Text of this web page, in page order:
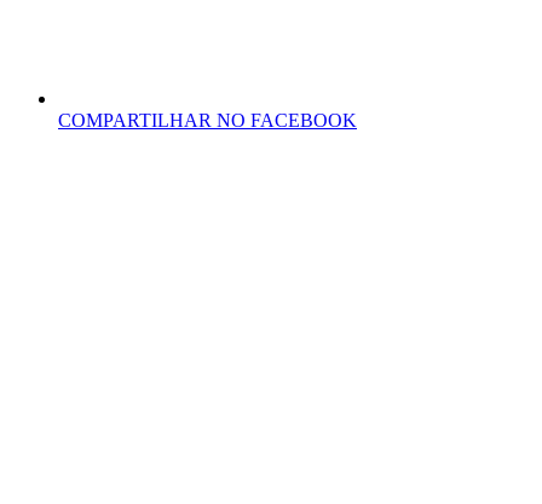
COMPARTILHAR NO FACEBOOK